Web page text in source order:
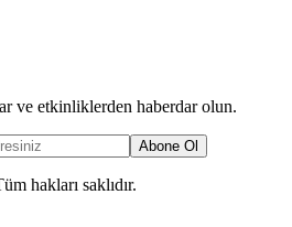
ve etkinliklerden haberdar olun.
Abone Ol
hakları saklıdır.